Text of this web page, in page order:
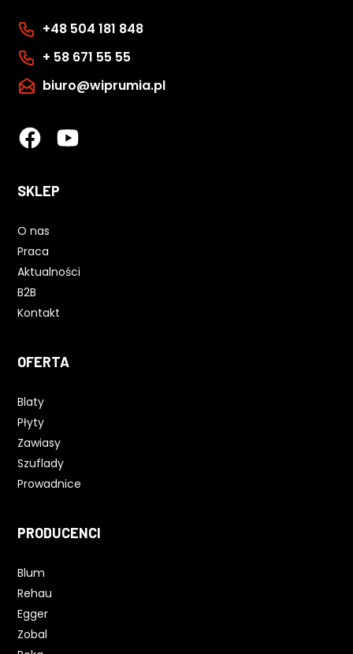
+48 504 181 848
+ 58 671 55 55
biuro@wiprumia.pl
SKLEP
O nas
Praca
Aktualności
B2B
Kontakt
OFERTA
Blaty
Płyty
Zawiasy
Szuflady
Prowadnice
PRODUCENCI
Blum
Rehau
Egger
Zobal